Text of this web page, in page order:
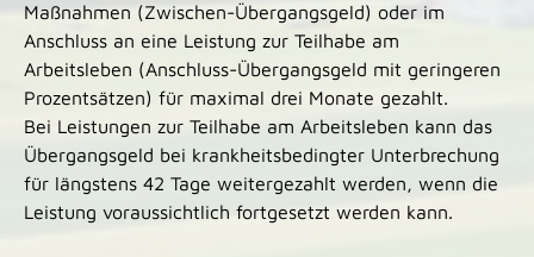
Maßnahmen (Zwischen-Übergangsgeld) oder im
Anschluss an eine Leistung zur Teilhabe am
Arbeitsleben (Anschluss-Übergangsgeld mit geringeren
Prozentsätzen) für maximal drei Monate gezahlt.
Bei Leistungen zur Teilhabe am Arbeitsleben kann das
Übergangsgeld bei krankheitsbedingter Unterbrechung
für längstens 42 Tage weitergezahlt werden, wenn die
Leistung voraussichtlich fortgesetzt werden kann.